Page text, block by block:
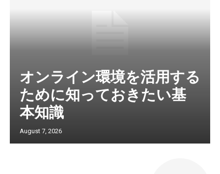
オンライン環境を活用する
ために知っておきたい基
本知識
August 7, 2026